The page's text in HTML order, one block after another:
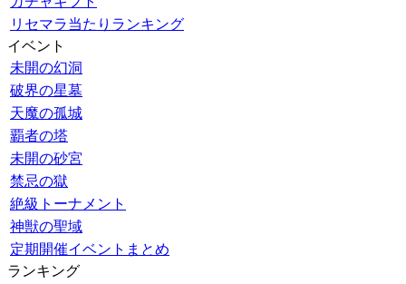
リセマラ当たりランキング
イベント
未開の幻洞
破界の星墓
天魔の孤城
覇者の塔
未開の砂宮
禁忌の獄
絶級トーナメント
神獣の聖域
定期開催イベントまとめ
ランキング